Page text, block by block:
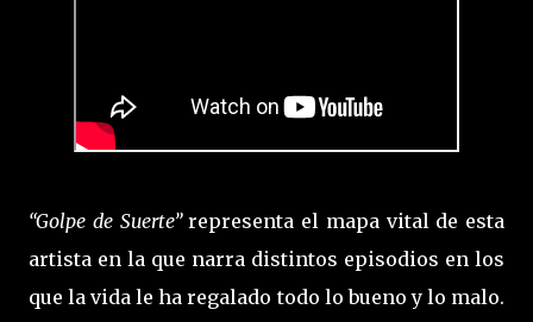
“Golpe de Suerte”representa el mapa vital de esta
artista en la que narra distintos episodios en los
que la vida le ha regalado todo lo bueno y lo malo.